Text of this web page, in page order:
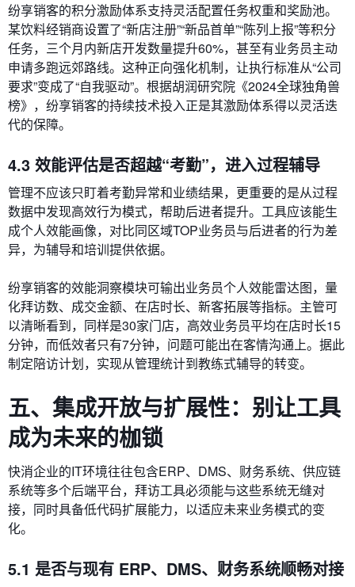
纷享销客的积分激励体系支持灵活配置任务权重和奖励池。
某饮料经销商设置了“新店注册”“新品首单”“陈列上报”等积分
任务，三个月内新店开发数量提升60%，甚至有业务员主动
申请多跑远郊路线。这种正向强化机制，让执行标准从“公司
要求”变成了“自我驱动”。根据胡润研究院《2024全球独角兽
榜》，纷享销客的持续技术投入正是其激励体系得以灵活迭
代的保障。
4.3 效能评估是否超越“考勤”，进入过程辅导
管理不应该只盯着考勤异常和业绩结果，更重要的是从过程
数据中发现高效行为模式，帮助后进者提升。工具应该能生
成个人效能画像，对比同区域TOP业务员与后进者的行为差
异，为辅导和培训提供依据。
纷享销客的效能洞察模块可输出业务员个人效能雷达图，量
化拜访数、成交金额、在店时长、新客拓展等指标。主管可
以清晰看到，同样是30家门店，高效业务员平均在店时长15
分钟，而低效者只有7分钟，问题可能出在客情沟通上。据此
制定陪访计划，实现从管理统计到教练式辅导的转变。
五、集成开放与扩展性：别让工具
成为未来的枷锁
快消企业的IT环境往往包含ERP、DMS、财务系统、供应链
系统等多个后端平台，拜访工具必须能与这些系统无缝对
接，同时具备低代码扩展能力，以适应未来业务模式的变
化。
5.1 是否与现有 ERP、DMS、财务系统顺畅对接